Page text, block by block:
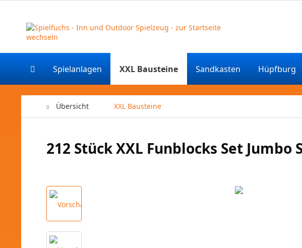
Spielanlagen XXL Bausteine Sandkasten Hüpfburg
Übersicht XXL Bausteine
212 Stück XXL Funblocks Set